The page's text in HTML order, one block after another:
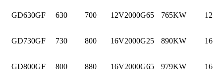
GD630GF 630 700 12V2000G65 765KW 12
GD730GF 730 800 16V2000G25 890KW 16
GD800GF 800 880 16V2000G65 979KW 16